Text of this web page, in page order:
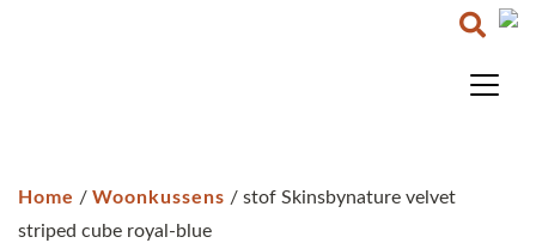
Home / Woonkussens / stof Skinsbynature velvet
striped cube royal-blue